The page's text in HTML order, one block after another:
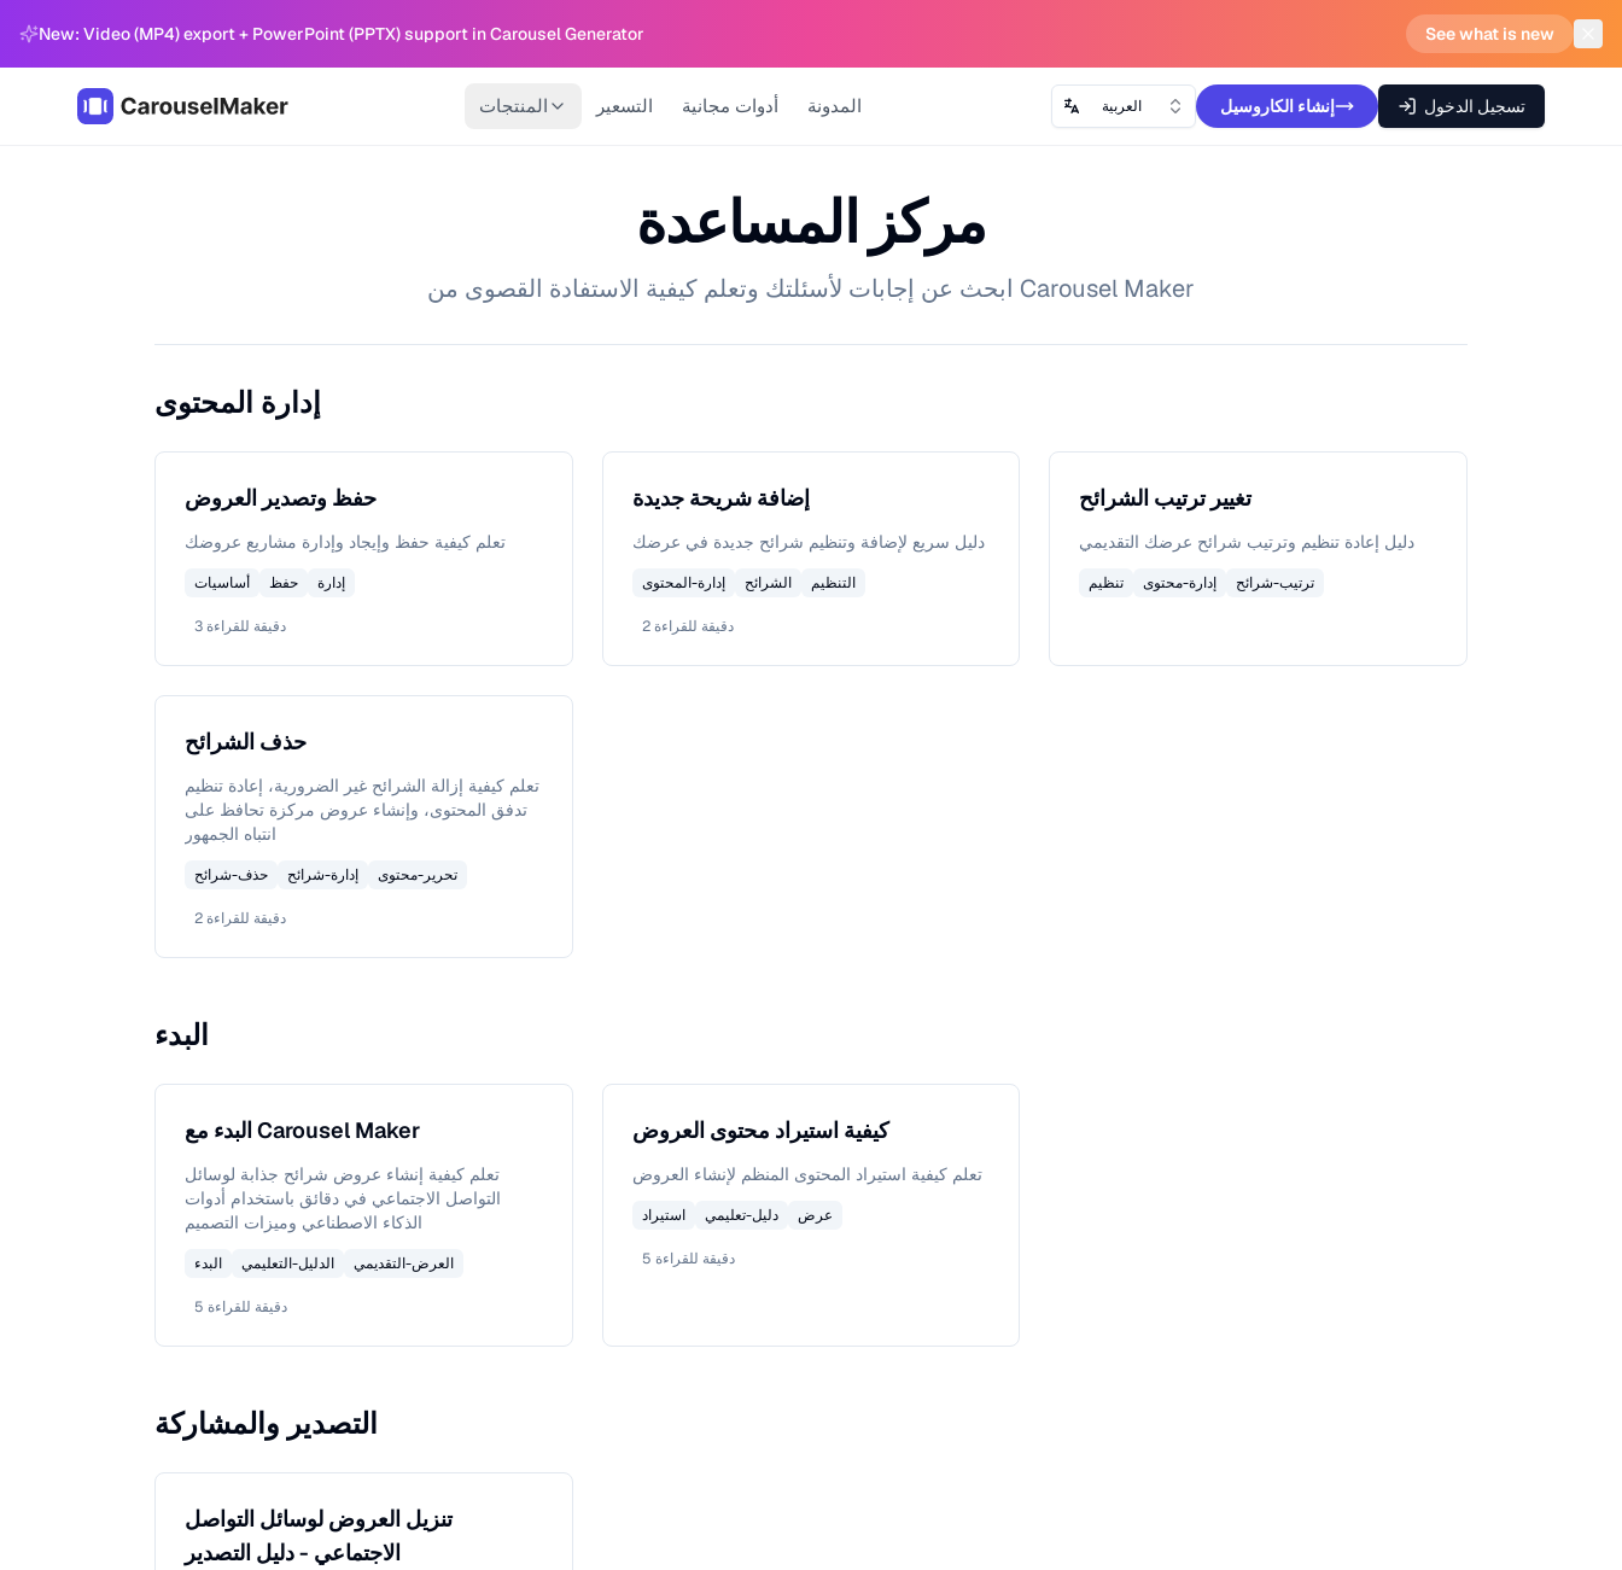
New: Video (MP4) export + PowerPoint (PPTX) support in Carousel Generator See what is new
المنتجات التسعير أدوات مجانية المدونة العربية إنشاء الكاروسيل تسجيل الدخول
مركز المساعدة
ابحث عن إجابات لأسئلتك وتعلم كيفية الاستفادة القصوى من Carousel Maker
إدارة المحتوى
حفظ وتصدير العروض
تعلم كيفية حفظ وإيجاد وإدارة مشاريع عروضك
أساسيات حفظ إدارة
3 دقيقة للقراءة
إضافة شريحة جديدة
دليل سريع لإضافة وتنظيم شرائح جديدة في عرضك
إدارة-المحتوى الشرائح التنظيم
2 دقيقة للقراءة
تغيير ترتيب الشرائح
دليل إعادة تنظيم وترتيب شرائح عرضك التقديمي
تنظيم إدارة-محتوى ترتيب-شرائح
حذف الشرائح
تعلم كيفية إزالة الشرائح غير الضرورية، إعادة تنظيم
تدفق المحتوى، وإنشاء عروض مركزة تحافظ على
انتباه الجمهور
حذف-شرائح إدارة-شرائح تحرير-محتوى
2 دقيقة للقراءة
البدء
البدء مع Carousel Maker
تعلم كيفية إنشاء عروض شرائح جذابة لوسائل
التواصل الاجتماعي في دقائق باستخدام أدوات
الذكاء الاصطناعي وميزات التصميم
البدء الدليل-التعليمي العرض-التقديمي
5 دقيقة للقراءة
كيفية استيراد محتوى العروض
تعلم كيفية استيراد المحتوى المنظم لإنشاء العروض
استيراد دليل-تعليمي عرض
5 دقيقة للقراءة
التصدير والمشاركة
تنزيل العروض لوسائل التواصل
الاجتماعي - دليل التصدير